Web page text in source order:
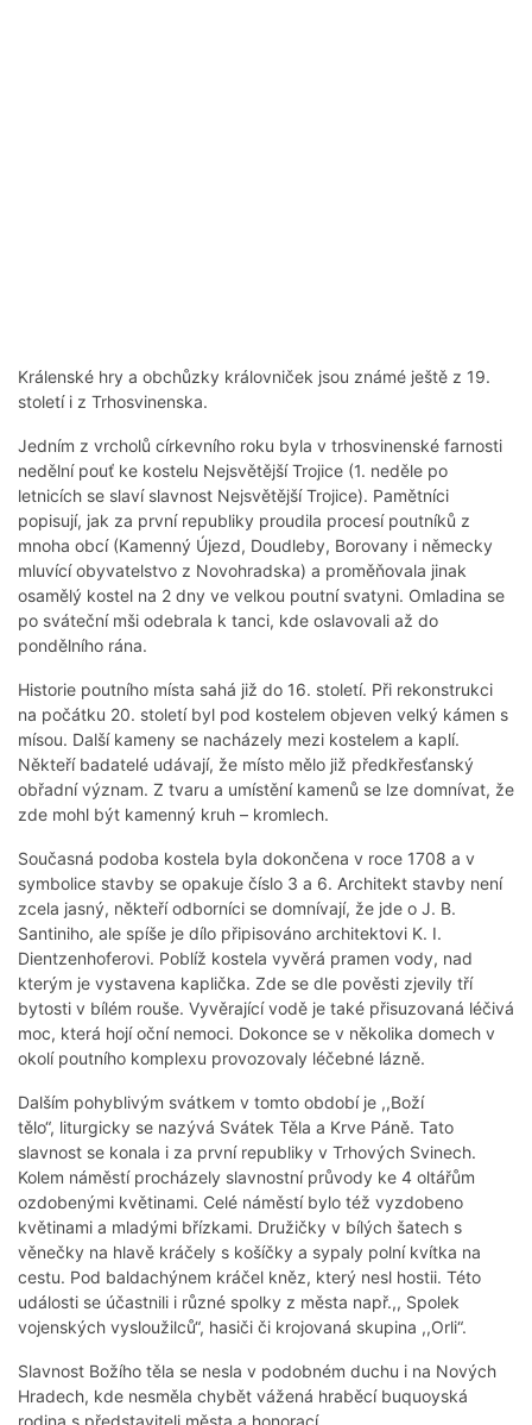
Králenské hry a obchůzky královniček jsou známé ještě z 19.
století i z Trhosvinenska.
Jedním z vrcholů církevního roku byla v trhosvinenské farnosti
nedělní pouť ke kostelu Nejsvětější Trojice (1. neděle po
letnicích se slaví slavnost Nejsvětější Trojice). Pamětníci
popisují, jak za první republiky proudila procesí poutníků z
mnoha obcí (Kamenný Újezd, Doudleby, Borovany i německy
mluvící obyvatelstvo z Novohradska) a proměňovala jinak
osamělý kostel na 2 dny ve velkou poutní svatyni. Omladina se
po sváteční mši odebrala k tanci, kde oslavovali až do
pondělního rána.
Historie poutního místa sahá již do 16. století. Při rekonstrukci
na počátku 20. století byl pod kostelem objeven velký kámen s
mísou. Další kameny se nacházely mezi kostelem a kaplí.
Někteří badatelé udávají, že místo mělo již předkřesťanský
obřadní význam. Z tvaru a umístění kamenů se lze domnívat, že
zde mohl být kamenný kruh – kromlech.
Současná podoba kostela byla dokončena v roce 1708 a v
symbolice stavby se opakuje číslo 3 a 6. Architekt stavby není
zcela jasný, někteří odborníci se domnívají, že jde o J. B.
Santiniho, ale spíše je dílo připisováno architektovi K. I.
Dientzenhoferovi. Poblíž kostela vyvěrá pramen vody, nad
kterým je vystavena kaplička. Zde se dle pověsti zjevily tří
bytosti v bílém rouše. Vyvěrající vodě je také přisuzovaná léčivá
moc, která hojí oční nemoci. Dokonce se v několika domech v
okolí poutního komplexu provozovaly léčebné lázně.
Dalším pohyblivým svátkem v tomto období je ,,Boží
tělo“, liturgicky se nazývá Svátek Těla a Krve Páně. Tato
slavnost se konala i za první republiky v Trhových Svinech.
Kolem náměstí procházely slavnostní průvody ke 4 oltářům
ozdobenými květinami. Celé náměstí bylo též vyzdobeno
květinami a mladými břízkami. Družičky v bílých šatech s
věnečky na hlavě kráčely s košíčky a sypaly polní kvítka na
cestu. Pod baldachýnem kráčel kněz, který nesl hostii. Této
události se účastnili i různé spolky z města např.,, Spolek
vojenských vysloužilců“, hasiči či krojovaná skupina ,,Orli“.
Slavnost Božího těla se nesla v podobném duchu i na Nových
Hradech, kde nesměla chybět vážená hraběcí buquoyská
rodina s představiteli města a honorací.